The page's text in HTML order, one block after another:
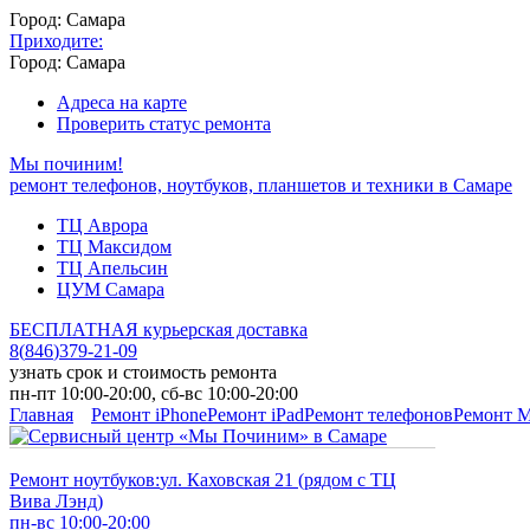
Город: Самара
Приходите:
Город: Самара
Адреса на карте
Проверить статус ремонта
Мы починим!
ремонт телефонов, ноутбуков, планшетов и техники в Самаре
ТЦ Аврора
ТЦ Максидом
ТЦ Апельсин
ЦУМ Самара
БЕСПЛАТНАЯ курьерская доставка
8(846)379-21-09
узнать срок и стоимость ремонта
пн-пт 10:00-20:00, сб-вс 10:00-20:00
Главная
Ремонт iPhoneРемонт iPadРемонт телефоновРемонт
Ремонт ноутбуков:ул. Каховская 21 (рядом с ТЦ
Вива Лэнд)
пн-вс 10:00-20:00